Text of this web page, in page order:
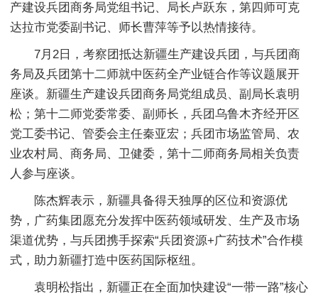
产建设兵团商务局党组书记、局长卢跃东，第四师可克
达拉市党委副书记、师长曹萍等予以热情接待。
7月2日，考察团抵达新疆生产建设兵团，与兵团商
务局及兵团第十二师就中医药全产业链合作等议题展开
座谈。新疆生产建设兵团商务局党组成员、副局长袁明
松；第十二师党委常委、副师长，兵团乌鲁木齐经开区
党工委书记、管委会主任秦亚宏；兵团市场监管局、农
业农村局、商务局、卫健委，第十二师商务局相关负责
人参与座谈。
陈杰辉表示，新疆具备得天独厚的区位和资源优
势，广药集团愿充分发挥中医药领域研发、生产及市场
渠道优势，与兵团携手探索“兵团资源+广药技术”合作模
式，助力新疆打造中医药国际枢纽。
袁明松指出，新疆正在全面加快建设“一带一路”核心